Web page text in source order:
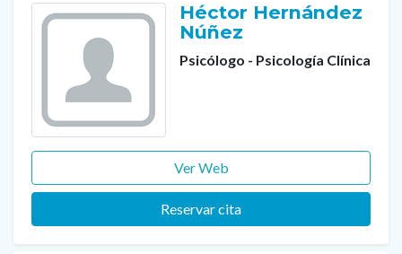
Héctor Hernández
Núñez
Psicólogo - Psicología Clínica
Ver Web
Reservar cita